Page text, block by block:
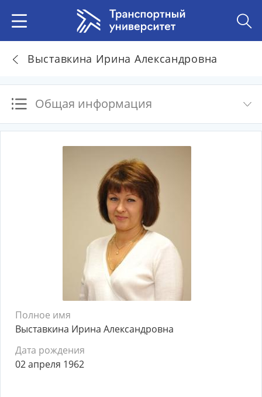
Выставкина Ирина Александровна
Общая информация
Полное имя
Выставкина Ирина Александровна
Дата рождения
02 апреля 1962